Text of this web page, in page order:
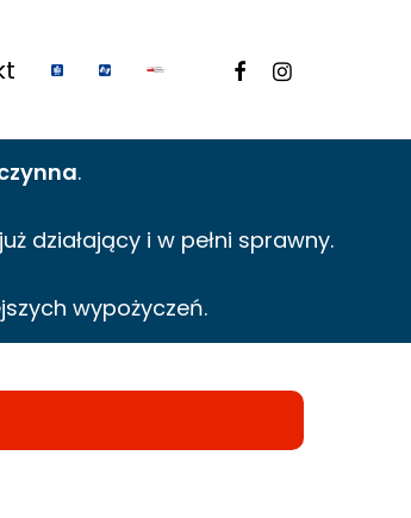
facebookinstagram
.
działający i w pełni sprawny.
wypożyczeń.